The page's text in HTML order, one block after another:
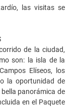
las visitas se
de la ciudad,
son: la isla de la
Elíseos, los
la oportunidad de
panorámica de
en el Paquete